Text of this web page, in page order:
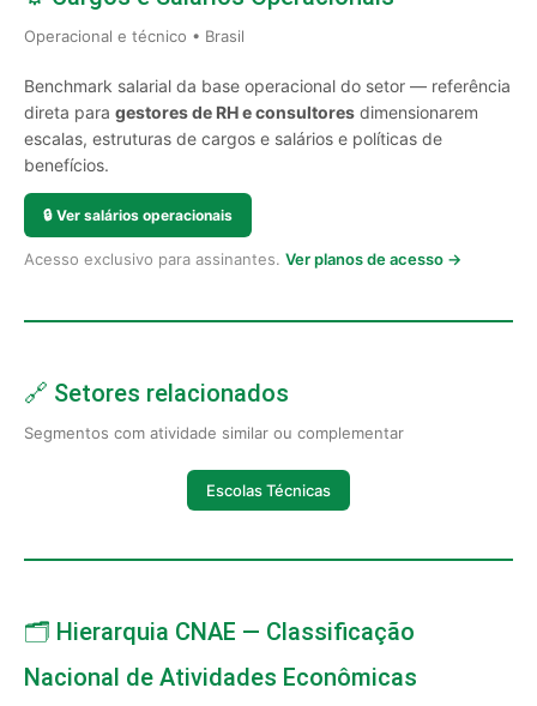
Operacional e técnico • Brasil
Benchmark salarial da base operacional do setor — referência
direta para gestores de RH e consultores dimensionarem
escalas, estruturas de cargos e salários e políticas de
benefícios.
🔒 Ver salários operacionais
Acesso exclusivo para assinantes. Ver planos de acesso →
🔗 Setores relacionados
Segmentos com atividade similar ou complementar
Escolas Técnicas
🗂️ Hierarquia CNAE — Classificação
Nacional de Atividades Econômicas